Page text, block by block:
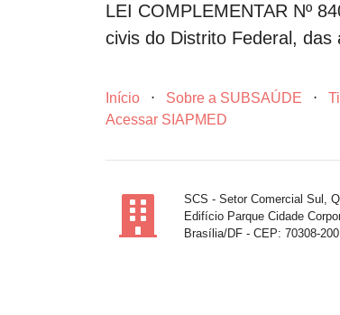
LEI COMPLEMENTAR Nº
civis do Distrito Federal,
Início ⋅ Sobre a SUBSAÚDE ⋅
Acessar SIAPMED
SCS - Setor Comercial Sul,
Edifício Parque Cidade
Brasília/DF - CEP: 70308-200